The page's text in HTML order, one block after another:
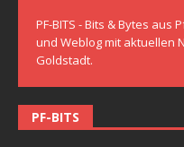
PF-BITS - Bits & Bytes aus
und Weblog mit aktuellen
Goldstadt.
PF-BITS